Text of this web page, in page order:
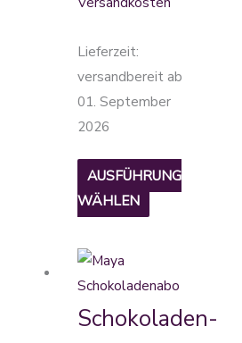
Lieferzeit:
versandbereit ab
01. September
2026
AUSFÜHRUNG
WÄHLEN
Schokoladen-
Produkt
weist